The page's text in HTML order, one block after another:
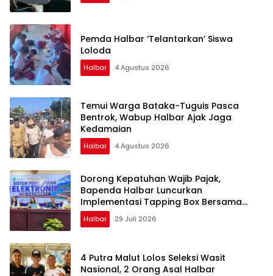
Pemda Halbar ‘Telantarkan’ Siswa
Loloda
Halbar 4 Agustus 2026
Temui Warga Bataka-Tuguis Pasca
Bentrok, Wabup Halbar Ajak Jaga
Kedamaian
Halbar 4 Agustus 2026
Dorong Kepatuhan Wajib Pajak,
Bapenda Halbar Luncurkan
Implementasi Tapping Box Bersama
Bank Maluku-Malut
Halbar 29 Juli 2026
4 Putra Malut Lolos Seleksi Wasit
Nasional, 2 Orang Asal Halbar